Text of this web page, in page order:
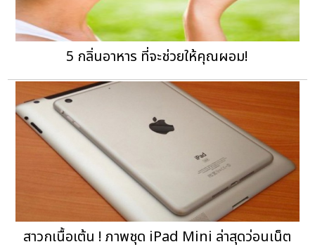
5 กลิ่นอาหาร ที่จะช่วยให้คุณผอม!
สาวกเนื้อเต้น ! ภาพชุด iPad Mini ล่าสุดว่อนเน็ต